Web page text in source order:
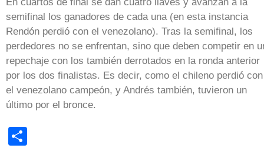
semifinal los ganadores de cada una (en esta instancia
Rendón perdió con el venezolano). Tras la semifinal, los
perdedores no se enfrentan, sino que deben competir en
repechaje con los también derrotados en la ronda anterior
por los dos finalistas. Es decir, como el chileno perdió con
el venezolano campeón, y Andrés también, tuvieron un
último por el bronce.